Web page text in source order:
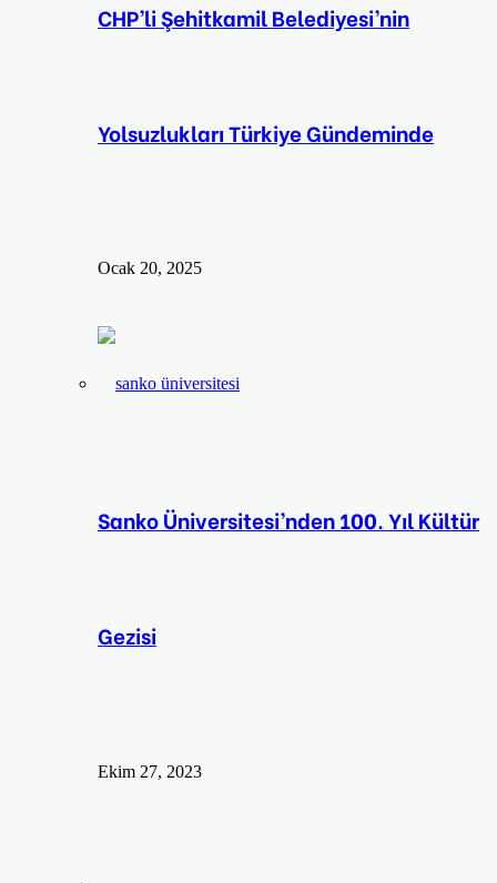
CHP’li Şehitkamil Belediyesi’nin
Yolsuzlukları Türkiye Gündeminde
Ocak 20, 2025
Sanko Üniversitesi’nden 100. Yıl Kültür
Gezisi
Ekim 27, 2023